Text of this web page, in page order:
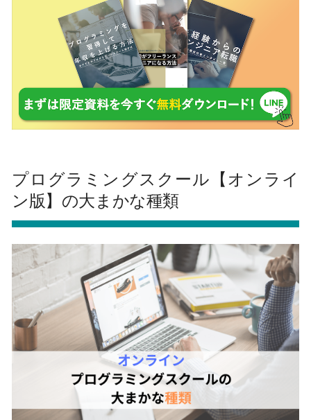
プログラミングスクール【オンライ
ン版】の大まかな種類